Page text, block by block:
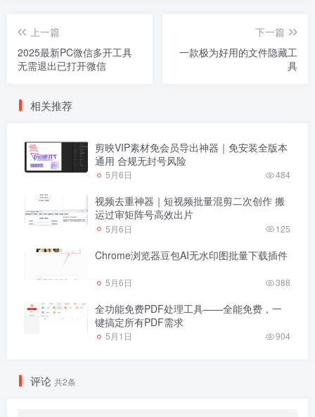
上一篇
2025最新PC微信多开工具
无需退出已打开微信
下一篇
一款极为好用的文件隐藏工
具
相关推荐
剪映VIP素材免会员导出神器｜免安装全版本
通用 合规无封号风险
5月6日 484
视频去重神器｜短视频批量混剪二次创作 搬
运过审矩阵号高效出片
5月6日 125
Chrome浏览器豆包AI无水印图批量下载插件
5月6日 388
全功能免费PDF处理工具——全能免费，一
键搞定所有PDF需求
5月1日 904
评论 共2条